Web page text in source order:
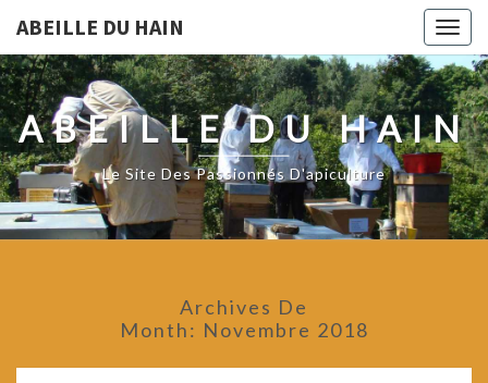
ABEILLE DU HAIN
ABEILLE DU HAIN
Le Site Des Passionnés D'apiculture
Archives De
Month: Novembre 2018